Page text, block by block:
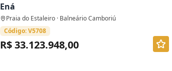
Ená
Praia do Estaleiro · Balneário Camboriú
Código: V5708
R$ 33.123.948,00